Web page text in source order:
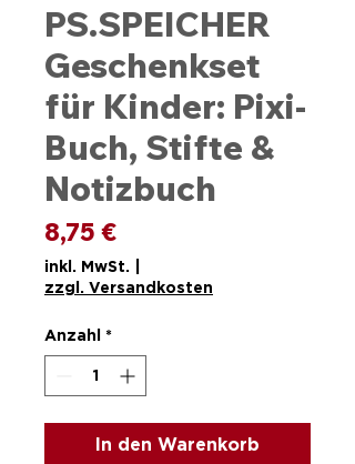
PS.SPEICHER
Geschenkset
für Kinder: Pixi-
Buch, Stifte &
Notizbuch
8,75 €Preis
inkl. MwSt.
zzgl. Versandkosten
Anzahl *
In den Warenkorb